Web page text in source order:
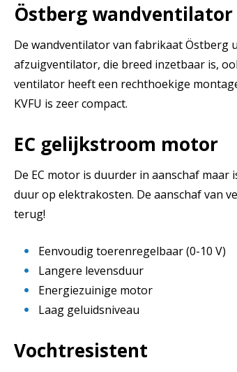
Östberg wandventilator
De wandventilator van fabrikaat Östberg
afzuigventilator, die breed inzetbaar is,
ventilator heeft een rechthoekige
KVFU is zeer compact.
EC gelijkstroom motor
De EC motor is duurder in aanschaf
duur op elektrakosten. De aanschaf van
terug!
Eenvoudig toerenregelbaar (0-10 V)
Langere levensduur
Energiezuinige motor
Laag geluidsniveau
Vochtresistent